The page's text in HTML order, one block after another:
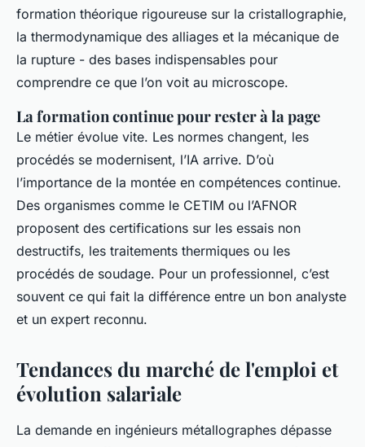
formation théorique rigoureuse sur la cristallographie,
la thermodynamique des alliages et la mécanique de
la rupture - des bases indispensables pour
comprendre ce que l’on voit au microscope.
La formation continue pour rester à la page
Le métier évolue vite. Les normes changent, les
procédés se modernisent, l’IA arrive. D’où
l’importance de la montée en compétences continue.
Des organismes comme le CETIM ou l’AFNOR
proposent des certifications sur les essais non
destructifs, les traitements thermiques ou les
procédés de soudage. Pour un professionnel, c’est
souvent ce qui fait la différence entre un bon analyste
et un expert reconnu.
Tendances du marché de l'emploi et
évolution salariale
La demande en ingénieurs métallographes dépasse